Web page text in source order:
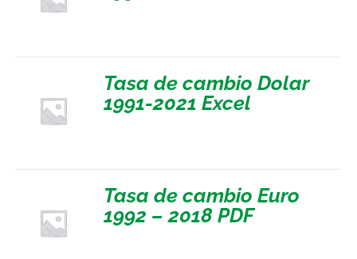
Tasa de cambio Dolar
1991-2021 Excel
Tasa de cambio Euro
1992 – 2018 PDF